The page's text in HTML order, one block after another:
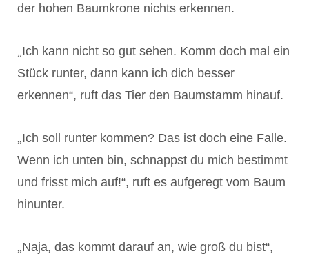
der hohen Baumkrone nichts erkennen.
Ich kann nicht so gut sehen. Komm doch mal ein
Stück runter, dann kann ich dich besser
erkennen“, ruft das Tier den Baumstamm hinauf.
Ich soll runter kommen? Das ist doch eine Falle.
Wenn ich unten bin, schnappst du mich bestimmt
und frisst mich auf!“, ruft es aufgeregt vom Baum
hinunter.
Naja, das kommt darauf an, wie groß du bist“,